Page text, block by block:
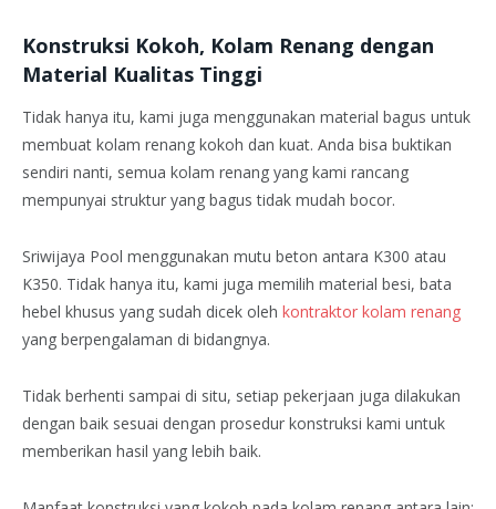
Konstruksi Kokoh, Kolam Renang dengan
Material Kualitas Tinggi
Tidak hanya itu, kami juga menggunakan material bagus untuk
membuat kolam renang kokoh dan kuat. Anda bisa buktikan
sendiri nanti, semua kolam renang yang kami rancang
mempunyai struktur yang bagus tidak mudah bocor.
Sriwijaya Pool menggunakan mutu beton antara K300 atau
K350. Tidak hanya itu, kami juga memilih material besi, bata
hebel khusus yang sudah dicek oleh kontraktor kolam renang
yang berpengalaman di bidangnya.
Tidak berhenti sampai di situ, setiap pekerjaan juga dilakukan
dengan baik sesuai dengan prosedur konstruksi kami untuk
memberikan hasil yang lebih baik.